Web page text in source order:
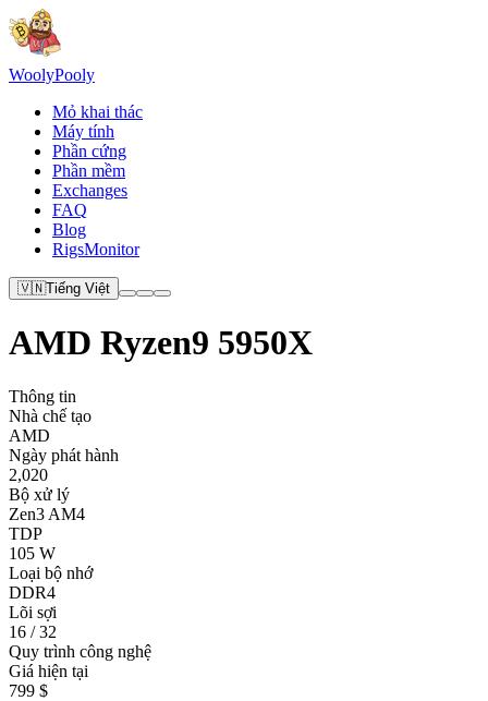
WoolyPooly
Mỏ khai thác
Máy tính
Phần cứng
Phần mềm
Exchanges
FAQ
Blog
RigsMonitor
🇻🇳Tiếng Việt
AMD Ryzen9 5950X
Thông tin
Nhà chế tạo
AMD
Ngày phát hành
2,020
Bộ xử lý
Zen3 AM4
TDP
105 W
Loại bộ nhớ
DDR4
Lõi sợi
16 / 32
Quy trình công nghệ
Giá hiện tại
799 $